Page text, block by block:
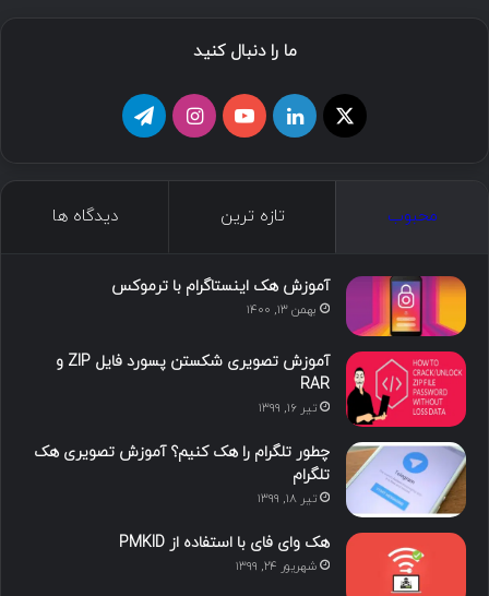
ما را دنبال کنید
محبوب تازه ترین دیدگاه ها
آموزش هک اینستاگرام با ترموکس
بهمن ۱۳, ۱۴۰۰
آموزش تصویری شکستن پسورد فایل ZIP و
RAR
تیر ۱۶, ۱۳۹۹
چطور تلگرام را هک کنیم؟ آموزش تصویری هک
تلگرام
تیر ۱۸, ۱۳۹۹
هک وای فای با استفاده از PMKID
شهریور ۲۴, ۱۳۹۹